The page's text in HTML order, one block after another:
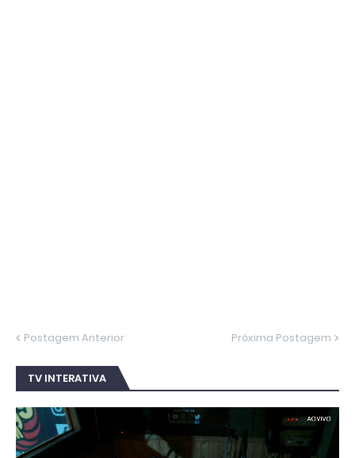
Postagem Anterior Próxima Postagem
TV INTERATIVA